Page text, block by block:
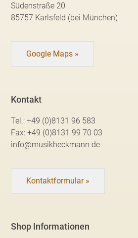
Südenstraße 20
85757 Karlsfeld (bei München)
Google Maps »
Kontakt
Tel.:+49 (0)8131 96 583
Fax:+49 (0)8131 99 70 03
info@musikheckmann.de
Kontaktformular »
Shop Informationen